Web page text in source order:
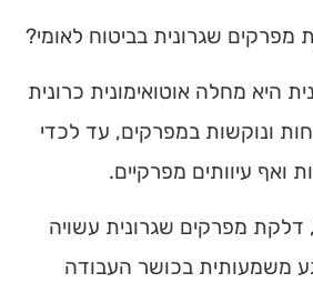
מפרקים שגרונית בביטוח לאומי?
היא מחלה אוטואימונית כרונית
ונוקשות במפרקים, עד לכדי
ואף עיוותים מפרקיים.
דלקת מפרקים שגרונית עשויה
משמעותית בכושר העבודה